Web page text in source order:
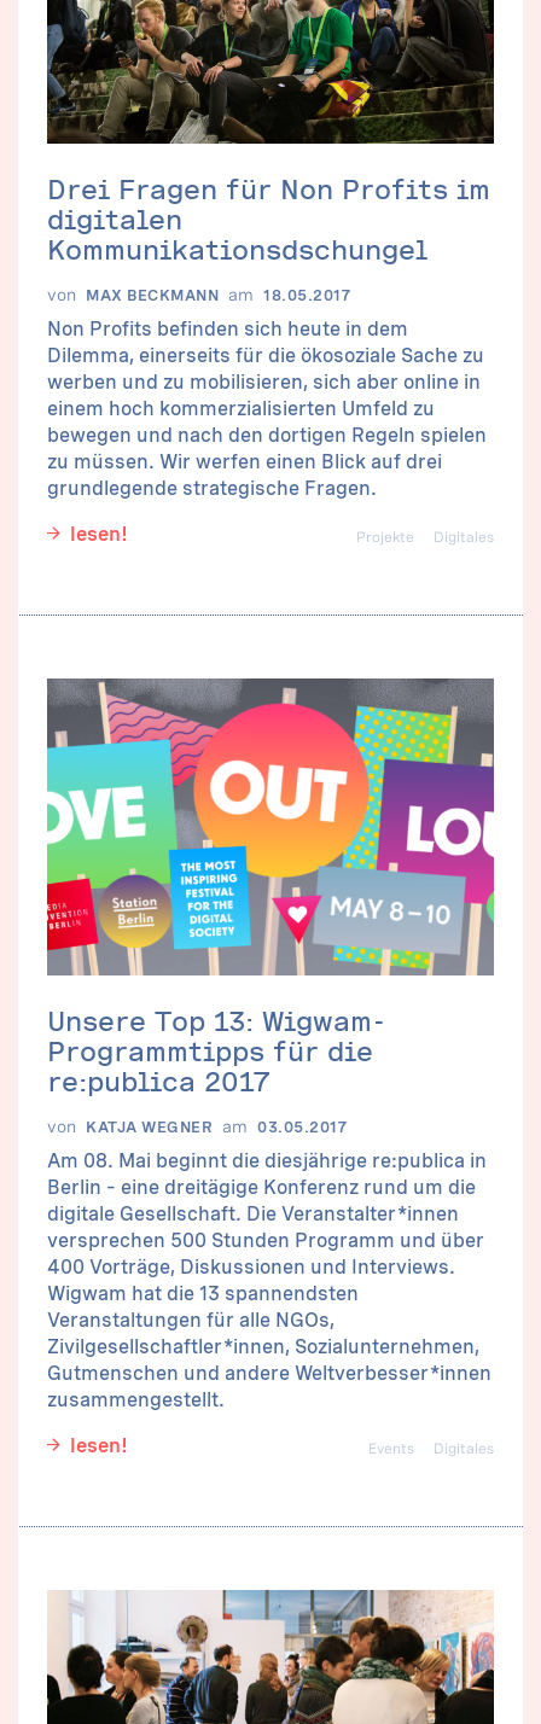
Drei Fragen für Non Profits im
digitalen
Kommunikationsdschungel
von MAX BECKMANN am 18.05.2017
Non Profits befinden sich heute in dem
Dilemma, einerseits für die ökosoziale Sache zu
werben und zu mobilisieren, sich aber online in
einem hoch kommerzialisierten Umfeld zu
bewegen und nach den dortigen Regeln spielen
zu müssen. Wir werfen einen Blick auf drei
grundlegende strategische Fragen.
lesen!
Digitales
Projekte
Unsere Top 13: Wigwam-
Programmtipps für die
re:publica 2017
von KATJA WEGNER am 03.05.2017
Am 08. Mai beginnt die diesjährige re:publica in
Berlin – eine dreitägige Konferenz rund um die
digitale Gesellschaft. Die Veranstalter*innen
versprechen 500 Stunden Programm und über
400 Vorträge, Diskussionen und Interviews.
Wigwam hat die 13 spannendsten
Veranstaltungen für alle NGOs,
Zivilgesellschaftler*innen, Sozialunternehmen,
Gutmenschen und andere Weltverbesser*innen
zusammengestellt.
lesen!
Digitales
Events